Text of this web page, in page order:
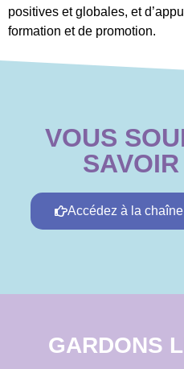
positives et globales, et
formation et de promotion.
VOUS
Accédez à la
GARDONS